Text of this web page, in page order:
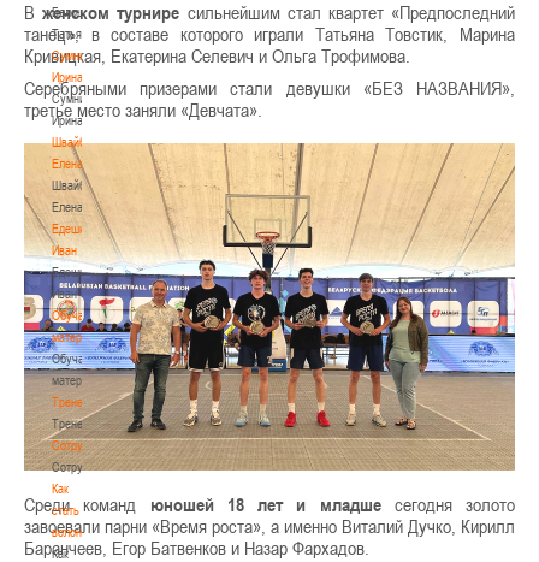
Белошапко
Татьяна
Сумникова
Ирина
Сумникова
Ирина
Швайбович
Елена
Швайбович
Елена
Едешко
Иван
Едешко
Иван
Обучающие
материалы
Обучающие
материалы
Тренерам
Тренерам
Сотрудничество
Сотрудничество
Как
стать
волонтером
Как
Вженском турнире сильнейшим стал квартет «Предпоследний
танец», в составе которого играли Татьяна Товстик, Марина
Кривицкая, Екатерина Селевич и Ольга Трофимова.
Серебряными призерами стали девушки «БЕЗ НАЗВАНИЯ»,
третье место заняли «Девчата».
Среди команд юношей 18 лет и младшесегодня золото
завоевали парни «Время роста», а именно Виталий Дучко, Кирилл
Баранчеев, Егор Батвенков и Назар Фархадов.